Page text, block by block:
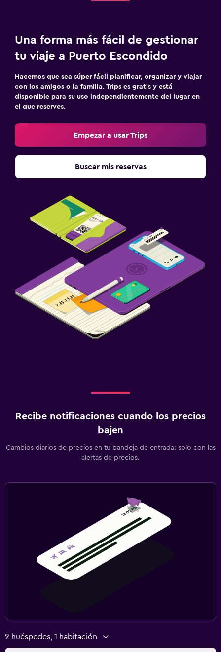
Una forma más fácil de gestionar
tu viaje a Puerto Escondido
Hacemos que sea súper fácil planificar, organizar y viajar
con los amigos o la familia. Trips es gratis y está
disponible para su uso independientemente del lugar en
el que reserves.
Empezar a usar Trips
Buscar mis reservas
Recibe notificaciones cuando los precios
bajen
Cambios diarios de precios en tu bandeja de entrada: solo con las
alertas de precios.
2 huéspedes, 1 habitación